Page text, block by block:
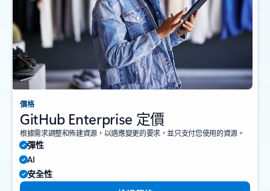
價格
GitHub Enterprise 定價
根據需求調整和佈建資源，以適應變更的要求，並只支付您使用的資源。
彈性
AI
安全性